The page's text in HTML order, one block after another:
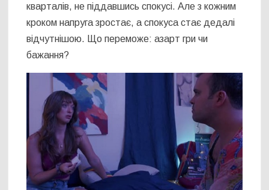
кварталів, не піддавшись спокусі. Але з кожним
кроком напруга зростає, а спокуса стає дедалі
відчутнішою. Що переможе: азарт гри чи
бажання?